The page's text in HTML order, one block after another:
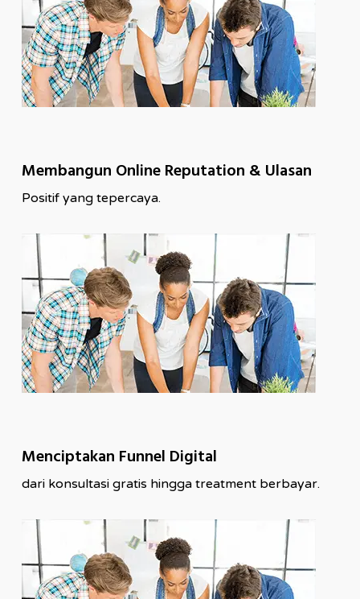
Membangun Online Reputation & Ulasan
Positif yang tepercaya.
Menciptakan Funnel Digital
dari konsultasi gratis hingga treatment berbayar.